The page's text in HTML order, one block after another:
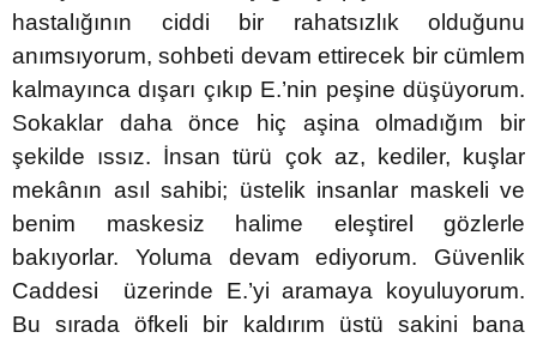
hastalığının ciddi bir rahatsızlık olduğunu
anımsıyorum, sohbeti devam ettirecek bir cümlem
kalmayınca dışarı çıkıp E.’nin peşine düşüyorum.
Sokaklar daha önce hiç aşina olmadığım bir
şekilde ıssız. İnsan türü çok az, kediler, kuşlar
mekânın asıl sahibi; üstelik insanlar maskeli ve
benim maskesiz halime eleştirel gözlerle
bakıyorlar. Yoluma devam ediyorum. Güvenlik
Caddesi üzerinde E.’yi aramaya koyuluyorum.
Bu sırada öfkeli bir kaldırım üstü sakini bana